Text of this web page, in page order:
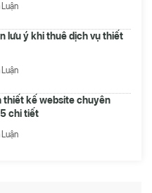
Luận
lưu ý khi thuê dịch vụ thiết
Luận
thiết kế website chuyên
chi tiết
Luận